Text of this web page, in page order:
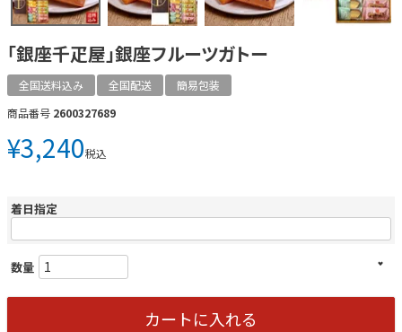
「銀座千疋屋」銀座フルーツガトー
全国送料込み 全国配送
簡易包装
商品番号 2600327689
¥3,240税込
着日指定
カートに入れる